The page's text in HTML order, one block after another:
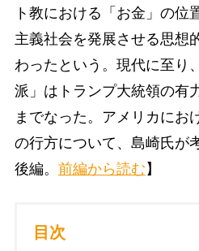
ト教における「お金」の位
主義社会を発展させる思想
わったという。現代に至り
派」はトランプ大統領の有
までなった。アメリカにお
の行方について、島崎氏が
後編。 前編から読む 】
目次